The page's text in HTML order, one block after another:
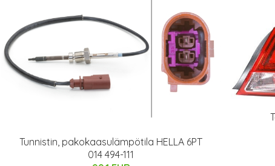
Tunnistin, pakokaasulämpötila HELLA 6PT
014 494-111